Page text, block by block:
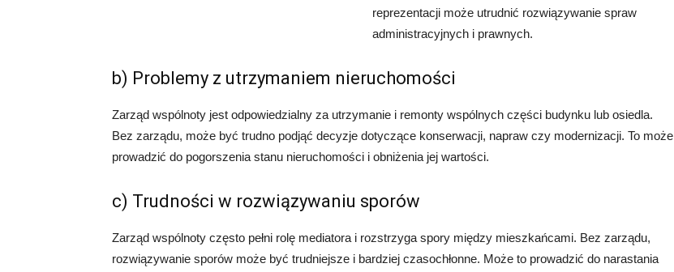
reprezentacji może utrudnić rozwiązywanie spraw
administracyjnych i prawnych.
b) Problemy z utrzymaniem nieruchomości
Zarząd wspólnoty jest odpowiedzialny za utrzymanie i remonty wspólnych części budynku lub osiedla.
Bez zarządu, może być trudno podjąć decyzje dotyczące konserwacji, napraw czy modernizacji. To może
prowadzić do pogorszenia stanu nieruchomości i obniżenia jej wartości.
c) Trudności w rozwiązywaniu sporów
Zarząd wspólnoty często pełni rolę mediatora i rozstrzyga spory między mieszkańcami. Bez zarządu,
rozwiązywanie sporów może być trudniejsze i bardziej czasochłonne. Może to prowadzić do narastania